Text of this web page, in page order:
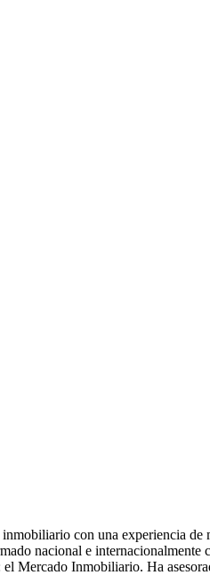
con una experiencia
nacional e
Inmobiliario. Ha